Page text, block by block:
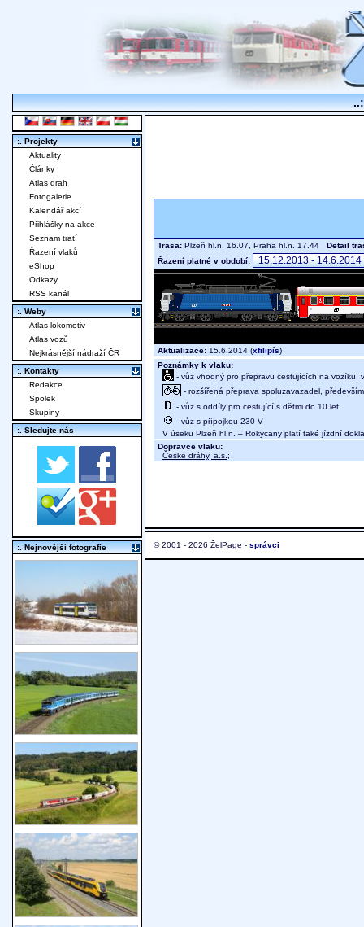
Trasa: Plzeň hl.n. 16.07, Praha hl.n. 17.44 Detail
Řazení platné v období:
Aktualizace: 15.6.2014 (xfilipís)
Poznámky k vlaku:
- vůz vhodný pro přepravu cestujících na vozíku,
- rozšířená přeprava spoluzavazadel,
- vůz s oddíly pro cestující s dětmi do 10 let
- vůz s přípojkou 230 V
V úseku Plzeň hl.n. – Rokycany platí také jízdní
Dopravce vlaku:
České dráhy, a.s. ;
© 2001 - 2026 ŽelPage - správci
:. Projekty
Aktuality
Články
Atlas drah
Fotogalerie
Kalendář akcí
Přihlášky na akce
Seznam tratí
Řazení vlaků
eShop
Odkazy
RSS kanál
:. Weby
Atlas lokomotiv
Atlas vozů
Nejkrásnější nádraží ČR
:. Kontakty
Redakce
Spolek
Skupiny
:. Sledujte nás
:. Nejnovější fotografie